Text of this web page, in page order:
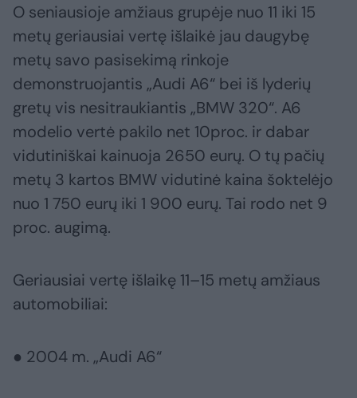
O seniausioje amžiaus grupėje nuo 11 iki 15
metų geriausiai vertę išlaikė jau daugybę
metų savo pasisekimą rinkoje
demonstruojantis „Audi A6“ bei iš lyderių
gretų vis nesitraukiantis „BMW 320“. A6
modelio vertė pakilo net 10proc. ir dabar
vidutiniškai kainuoja 2650 eurų. O tų pačių
metų 3 kartos BMW vidutinė kaina šoktelėjo
nuo 1 750 eurų iki 1 900 eurų. Tai rodo net 9
proc. augimą.
Geriausiai vertę išlaikę 11–15 metų amžiaus
automobiliai:
● 2004 m. „Audi A6“